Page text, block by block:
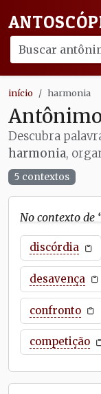
início harmonia
Descubra
harmonia,
5 contextos
No contexto de
discórdia
desavença
confronto
competição